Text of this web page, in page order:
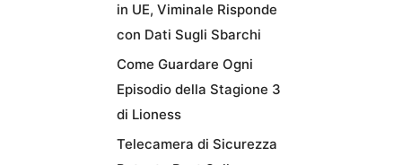
in UE, Viminale Risponde
con Dati Sugli Sbarchi
Come Guardare Ogni
Episodio della Stagione 3
di Lioness
Telecamera di Sicurezza